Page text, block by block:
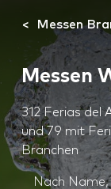
Messen
Messen
312 Ferias del
und 79 mit
Branchen
Nach